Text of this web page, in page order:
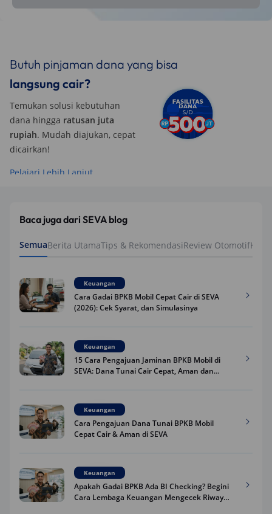
Butuh pinjaman dana yang bisa
langsung cair?
Temukan solusi kebutuhan
dana hingga ratusan juta
rupiah. Mudah diajukan, cepat
dicairkan!
Pelajari Lebih Lanjut
Baca juga dari SEVA blog
SemuaBerita UtamaTips & RekomendasiReview Otomotif
Keuangan
Cara Gadai BPKB Mobil Cepat Cair di SEVA
(2026): Cek Syarat, dan Simulasinya
Keuangan
15 Cara Pengajuan Jaminan BPKB Mobil di
SEVA: Dana Tunai Cair Cepat, Aman dan
Keuangan
Cara Pengajuan Dana Tunai BPKB Mobil
Cepat Cair & Aman di SEVA
Keuangan
Apakah Gadai BPKB Ada BI Checking? Begini
Cara Lembaga Keuangan Mengecek Riwayat